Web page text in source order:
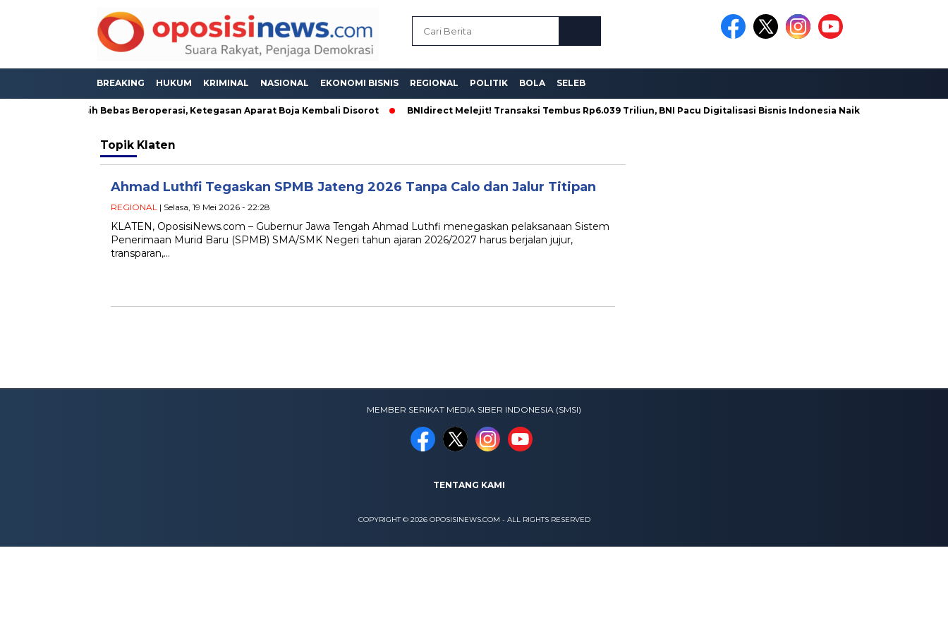
BREAKING HUKUM KRIMINAL NASIONAL EKONOMI BISNIS REGIONAL POLITIK BOLA SELEB
di Meteseh Masih Bebas Beroperasi, Ketegasan Aparat Boja Kembali Disorot BNIdirect Melejit! Transaksi Tembus Rp6.039 Triliun, BNI Pacu Digitalisasi Bisnis Indonesia Naik Kelas
Topik Klaten
Ahmad Luthfi Tegaskan SPMB Jateng 2026 Tanpa Calo dan Jalur Titipan
REGIONAL | Selasa, 19 Mei 2026 - 22:28
KLATEN, OposisiNews.com – Gubernur Jawa Tengah Ahmad Luthfi menegaskan pelaksanaan Sistem
Penerimaan Murid Baru (SPMB) SMA/SMK Negeri tahun ajaran 2026/2027 harus berjalan jujur,
transparan,…
MEMBER SERIKAT MEDIA SIBER INDONESIA (SMSI)
TENTANG KAMI
COPYRIGHT © 2026 OPOSISINEWS.COM - ALL RIGHTS RESERVED